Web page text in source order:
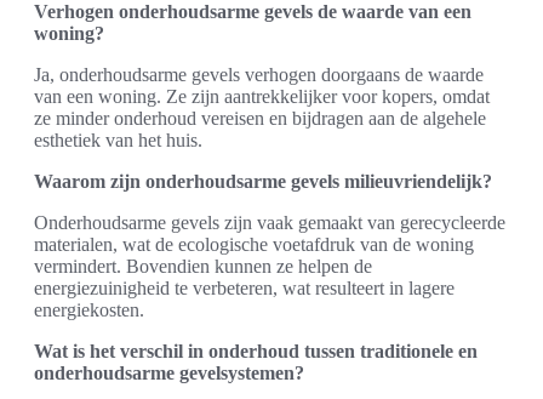
Verhogen onderhoudsarme gevels de waarde van een
woning?
Ja, onderhoudsarme gevels verhogen doorgaans de waarde
van een woning. Ze zijn aantrekkelijker voor kopers, omdat
ze minder onderhoud vereisen en bijdragen aan de algehele
esthetiek van het huis.
Waarom zijn onderhoudsarme gevels milieuvriendelijk?
Onderhoudsarme gevels zijn vaak gemaakt van gerecycleerde
materialen, wat de ecologische voetafdruk van de woning
vermindert. Bovendien kunnen ze helpen de
energiezuinigheid te verbeteren, wat resulteert in lagere
energiekosten.
Wat is het verschil in onderhoud tussen traditionele en
onderhoudsarme gevelsystemen?